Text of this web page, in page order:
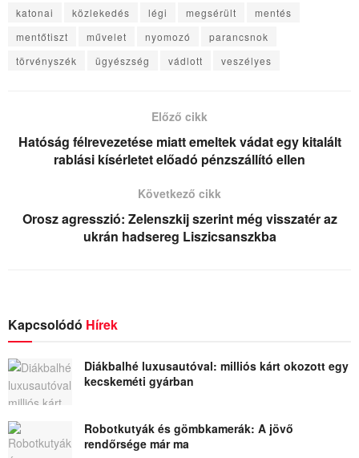
katonai
közlekedés légi megsérült
mentés
mentőtiszt
művelet nyomozó
parancsnok
törvényszék
ügyészség vádlott veszélyes
Előző cikk
Hatóság félrevezetése miatt emeltek vádat egy kitalált
rablási kísérletet előadó pénzszállító ellen
Következő cikk
Orosz agresszió: Zelenszkij szerint még visszatér az
ukrán hadsereg Liszicsanszkba
Kapcsolódó Hírek
Diákbalhé luxusautóval: milliós kárt okozott egy
kecskeméti gyárban
Robotkutyák és gömbkamerák: A jövő
rendőrsége már ma